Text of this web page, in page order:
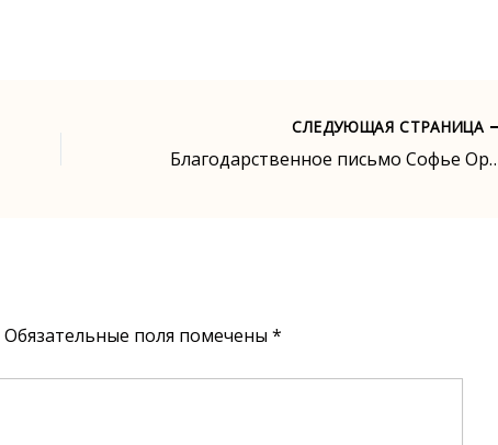
СЛЕДУЮЩАЯ СТРАНИЦА
Благодарственное письмо
Обязательные поля помечены *